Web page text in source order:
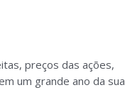
preços das ações,
um grande ano da sua